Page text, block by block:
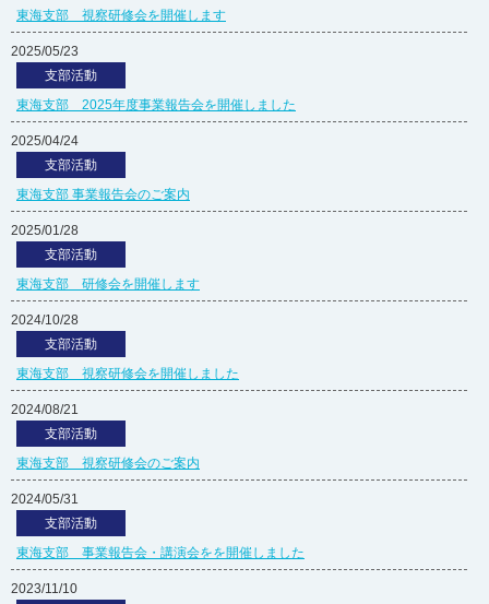
東海支部 視察研修会を開催します
2025/05/23
支部活動
東海支部 2025年度事業報告会を開催しました
2025/04/24
支部活動
東海支部 事業報告会のご案内
2025/01/28
支部活動
東海支部 研修会を開催します
2024/10/28
支部活動
東海支部 視察研修会を開催しました
2024/08/21
支部活動
東海支部 視察研修会のご案内
2024/05/31
支部活動
東海支部 事業報告会・講演会をを開催しました
2023/11/10